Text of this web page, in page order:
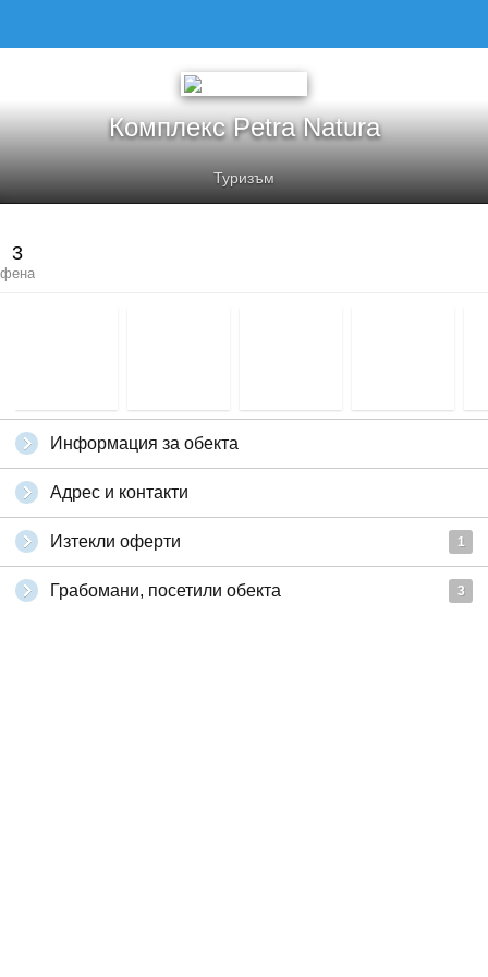
Комплекс Petra Natura
Туризъм
3
фена
Информация за обекта
Адрес и контакти
Изтекли оферти 1
Грабомани, посетили обекта 3